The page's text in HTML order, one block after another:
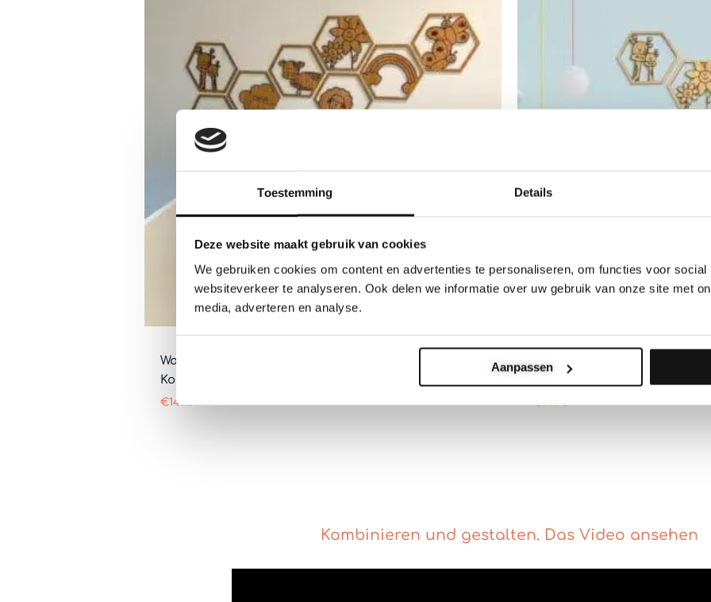
Toestemming Details
Deze website maakt gebruik van cookies
We gebruiken cookies om content en advertenties te personaliseren, om functies voor
websiteverkeer te analyseren. Ook delen we informatie over uw gebruik van onze site met
media, adverteren en analyse.
Aanpassen
Wanddekoration für Kinderzimmer – Alle Designs –
Kostenloses Sechseck
€140.00
Wanddekoration für
€99.75
Kombinieren und gestalten. Das Video ansehen